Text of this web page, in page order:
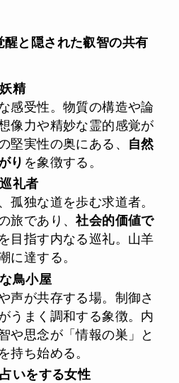
と隠された叡智の共有
精
感受性。物質の構造や論
像力や精妙な霊的感覚が
堅実性の奥にある、 自然
り を象徴する。
礼者
孤独な道を歩む求道者。
旅であり、社会的価値で
を目指す内なる巡礼。山羊
に達する。
鳥小屋
声が共存する場。制御さ
うまく調和する象徴。内
や思念が「情報の巣」と
持ち始める。
いをする女性